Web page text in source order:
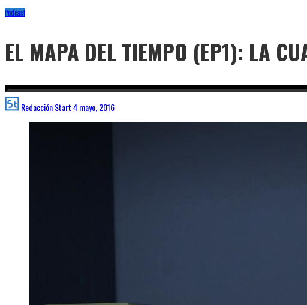
Podcast
EL MAPA DEL TIEMPO (EP1): LA
Redacción Start4 mayo, 2016